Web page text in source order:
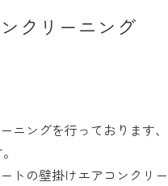
クリーニング
ニングを行っております、
トの壁掛けエアコンクリ